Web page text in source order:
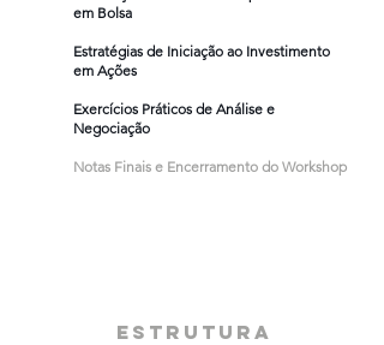
em Bolsa
Estratégias de Iniciação ao Investimento
em Ações
Exercícios Práticos de Análise e
Negociação
Notas Finais e Encerramento do Workshop
estrutura